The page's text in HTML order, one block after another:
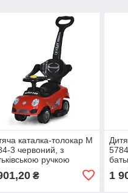
каталка-толокар M
3 червоний, з
ручкою
₴ 1